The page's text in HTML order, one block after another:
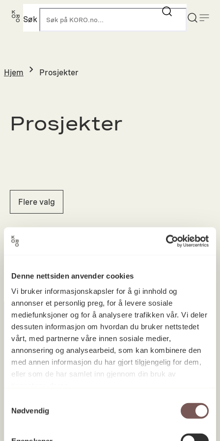
Denne nettsiden anvender cookies
Vi bruker informasjonskapsler for å gi innhold og
annonser et personlig preg, for å levere sosiale
mediefunksjoner og for å analysere trafikken vår. Vi deler
dessuten informasjon om hvordan du bruker nettstedet
vårt, med partnerne våre innen sosiale medier,
annonsering og analysearbeid, som kan kombinere den
med annen informasjon du har gjort tilgjengelig for dem,
eller som de har samlet inn gjennom din bruk av
Nødvendig
Hopp
Søk
Hjem Prosjekter
Prosjekter
Flere valg
Postadresse
0130 Oslo